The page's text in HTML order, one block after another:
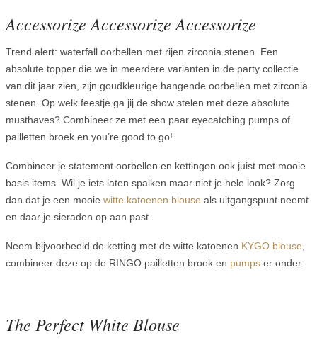
Accessorize Accessorize Accessorize
Trend alert: waterfall oorbellen met rijen zirconia stenen. Een
absolute topper die we in meerdere varianten in de party collectie
van dit jaar zien, zijn goudkleurige hangende oorbellen met zirconia
stenen. Op welk feestje ga jij de show stelen met deze absolute
musthaves? Combineer ze met een paar eyecatching pumps of
pailletten broek en you’re good to go!
Combineer je statement oorbellen en kettingen ook juist met mooie
basis items. Wil je iets laten spalken maar niet je hele look? Zorg
dan dat je een mooie witte katoenen blouse als uitgangspunt neemt
en daar je sieraden op aan past.
Neem bijvoorbeeld de ketting met de witte katoenen KYGO blouse
combineer deze op de RINGO pailletten broek en pumps er onder.
The Perfect White Blouse